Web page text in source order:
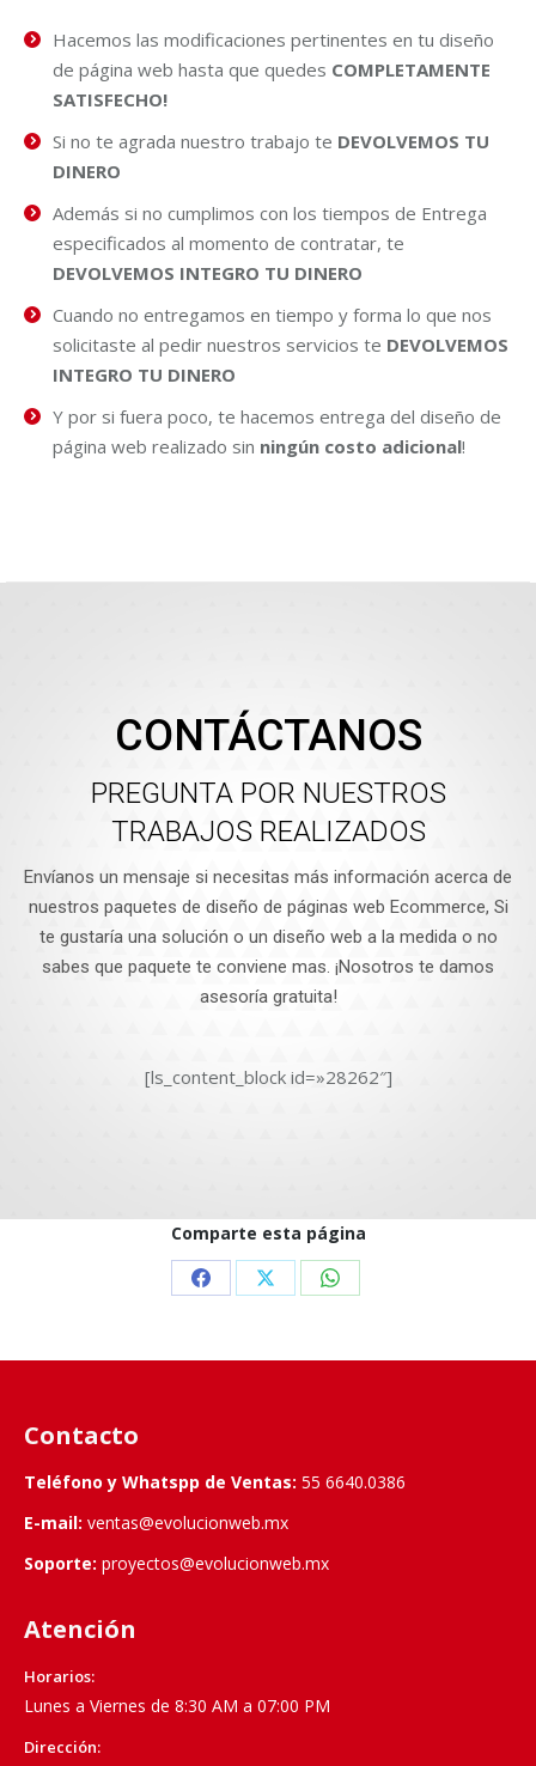
Hacemos las modificaciones pertinentes en tu diseño
de página web hasta que quedes COMPLETAMENTE
SATISFECHO!
Si no te agrada nuestro trabajo te DEVOLVEMOS TU
DINERO
Además si no cumplimos con los tiempos de Entrega
especificados al momento de contratar, te
DEVOLVEMOS INTEGRO TU DINERO
Cuando no entregamos en tiempo y forma lo que nos
solicitaste al pedir nuestros servicios te DEVOLVEMOS
INTEGRO TU DINERO
Y por si fuera poco, te hacemos entrega del diseño de
página web realizado sin ningún costo adicional!
CONTÁCTANOS
PREGUNTA POR NUESTROS
TRABAJOS REALIZADOS
Envíanos un mensaje si necesitas más información acerca de
nuestros paquetes de diseño de páginas web Ecommerce, Si
te gustaría una solución o un diseño web a la medida o no
sabes que paquete te conviene mas. ¡Nosotros te damos
asesoría gratuita!
[ls_content_block id=»28262″]
Comparte esta página
Share
Facebook
Share
X
Share
WhatsApp
Contacto
Teléfono y Whatspp de Ventas: 55 6640.0386
E-mail: ventas@evolucionweb.mx
Soporte: proyectos@evolucionweb.mx
Atención
Horarios:
Lunes a Viernes de 8:30 AM a 07:00 PM
Dirección: